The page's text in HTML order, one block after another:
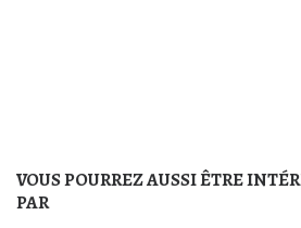
VOUS POURREZ AUSSI ÊTRE
PAR